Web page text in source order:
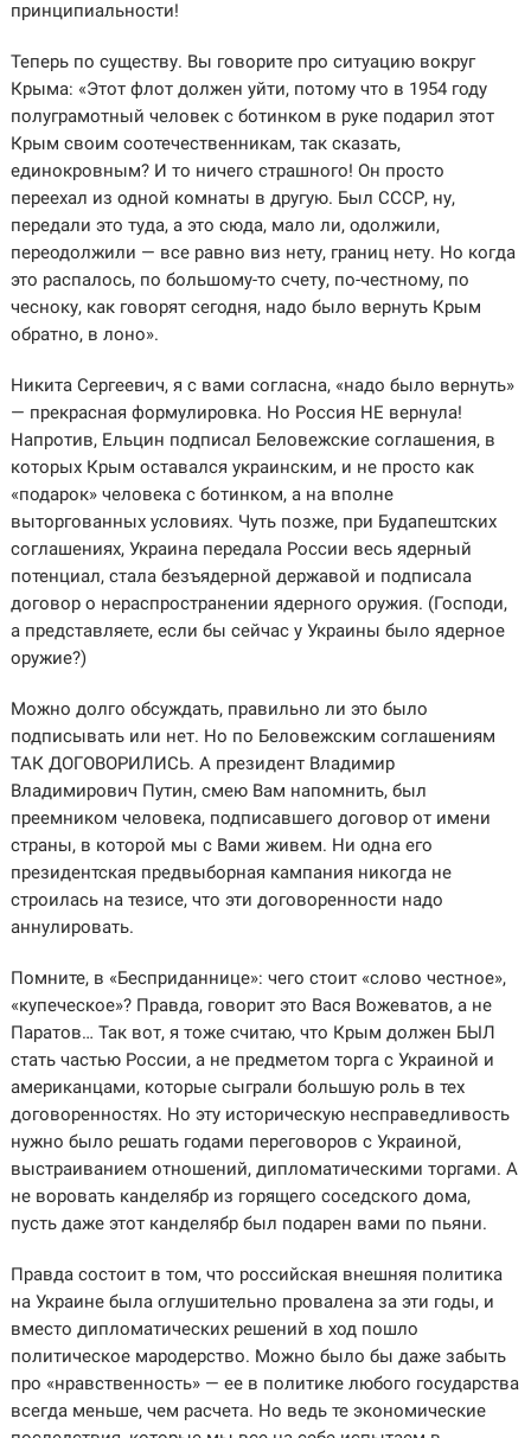
принципиальности!
Теперь по существу. Вы говорите про ситуацию вокруг
Крыма: «Этот флот должен уйти, потому что в 1954 году
полуграмотный человек с ботинком в руке подарил этот
Крым своим соотечественникам, так сказать,
единокровным? И то ничего страшного! Он просто
переехал из одной комнаты в другую. Был СССР, ну,
передали это туда, а это сюда, мало ли, одолжили,
переодолжили — все равно виз нету, границ нету. Но когда
это распалось, по большому-то счету, по-честному, по
чесноку, как говорят сегодня, надо было вернуть Крым
обратно, в лоно».
Никита Сергеевич, я с вами согласна, «надо было вернуть»
— прекрасная формулировка. Но Россия НЕ вернула!
Напротив, Ельцин подписал Беловежские соглашения, в
которых Крым оставался украинским, и не просто как
«подарок» человека с ботинком, а на вполне
выторгованных условиях. Чуть позже, при Будапештских
соглашениях, Украина передала России весь ядерный
потенциал, стала безъядерной державой и подписала
договор о нераспространении ядерного оружия. (Господи,
а представляете, если бы сейчас у Украины было ядерное
оружие?)
Можно долго обсуждать, правильно ли это было
подписывать или нет. Но по Беловежским соглашениям
ТАК ДОГОВОРИЛИСЬ. А президент Владимир
Владимирович Путин, смею Вам напомнить, был
преемником человека, подписавшего договор от имени
страны, в которой мы с Вами живем. Ни одна его
президентская предвыборная кампания никогда не
строилась на тезисе, что эти договоренности надо
аннулировать.
Помните, в «Бесприданнице»: чего стоит «слово честное»,
«купеческое»? Правда, говорит это Вася Вожеватов, а не
Паратов… Так вот, я тоже считаю, что Крым должен БЫЛ
стать частью России, а не предметом торга с Украиной и
американцами, которые сыграли большую роль в тех
договоренностях. Но эту историческую несправедливость
нужно было решать годами переговоров с Украиной,
выстраиванием отношений, дипломатическими торгами. А
не воровать канделябр из горящего соседского дома,
пусть даже этот канделябр был подарен вами по пьяни.
Правда состоит в том, что российская внешняя политика
на Украине была оглушительно провалена за эти годы, и
вместо дипломатических решений в ход пошло
политическое мародерство. Можно было бы даже забыть
про «нравственность» — ее в политике любого государства
всегда меньше, чем расчета. Но ведь те экономические